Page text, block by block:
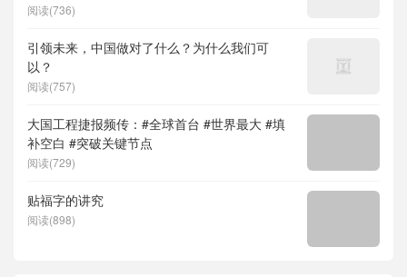
阅读(736)
引领未来，中国做对了什么？为什么我们可
以？
阅读(757)
大国工程捷报频传：#全球首台 #世界最大 #填
补空白 #突破关键节点
阅读(729)
贴福字的讲究
阅读(898)